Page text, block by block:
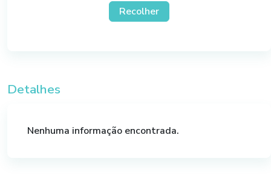
Recolher
Detalhes
Nenhuma informação encontrada.